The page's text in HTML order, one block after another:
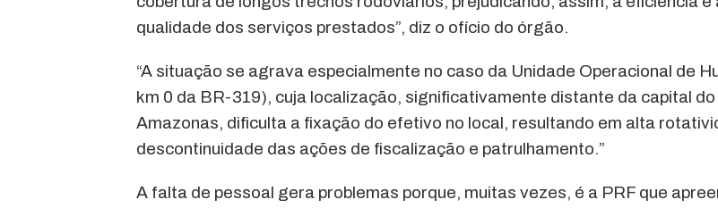
qualidade dos serviços prestados”, diz o ofício do órgão.
“A situação se agrava especialmente no caso da Unidade Operacional de
km 0 da BR-319), cuja localização, significativamente distante da capital do
Amazonas, dificulta a fixação do efetivo no local, resultando em alta
descontinuidade das ações de fiscalização e patrulhamento.”
A falta de pessoal gera problemas porque, muitas vezes, é a PRF que